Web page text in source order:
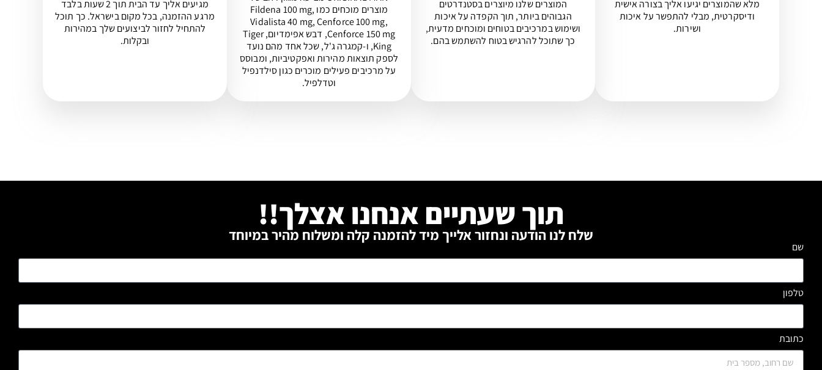
מלא שהמוצרים יגיעו אליך בצורה אישית
ודיסקרטית, מבלי להתפשר על איכות
ושירות.
המוצרים שלנו מיוצרים בסטנדרטים
הגבוהים ביותר, תוך הקפדה על איכות
ושימוש במרכיבים בטוחים ומוכחים מדעית,
כך שתוכל להרגיש בטוח להשתמש בהם.
מוצרים מוכחים כמו Fildena 100 mg,
Vidalista 40 mg, Cenforce 100 mg,
Cenforce 150 mg, דבש אפימדיום, Tiger
King, ו-קמגרה ג'ל, שכל אחד מהם נועד
לספק תוצאות מהירות ואפקטיביות, ומבוסס
על מרכיבים פעילים מוכרים כגון סילדנפיל
וטדלפיל.
מגיעים אליך עד הבית תוך 2 שעות בלבד
מרגע ההזמנה, בכל מקום בישראל. כך תוכל
להתחיל לחזור לביצועים שלך במהירות
ובקלות.
תוך שעתיים אנחנו אצלך!!
שלח לנו הודעה ונחזור אלייך מיד להזמנה קלה ומשלוח מהיר במיוחד
שם
טלפון
כתובת